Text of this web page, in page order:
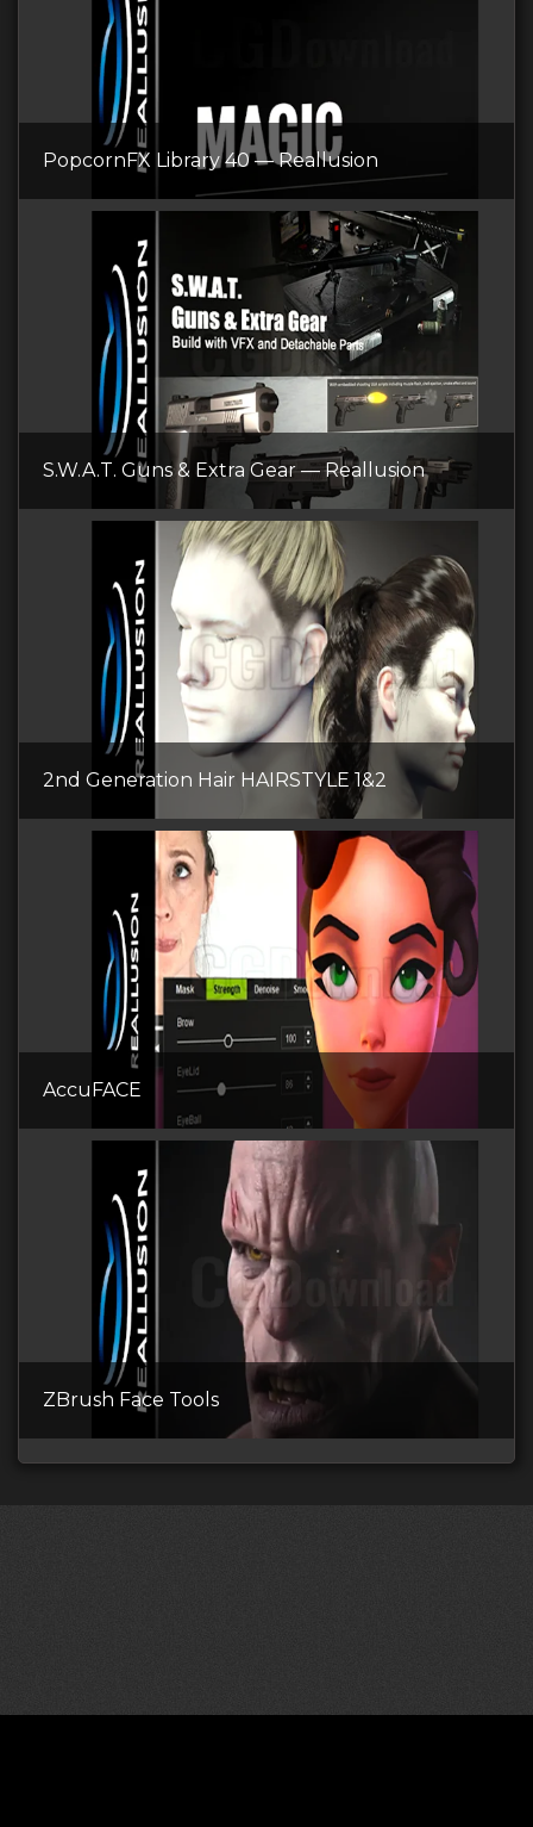
PopcornFX Library 40 — Reallusion
S.W.A.T. Guns & Extra Gear — Reallusion
2nd Generation Hair HAIRSTYLE 1&2
AccuFACE
ZBrush Face Tools